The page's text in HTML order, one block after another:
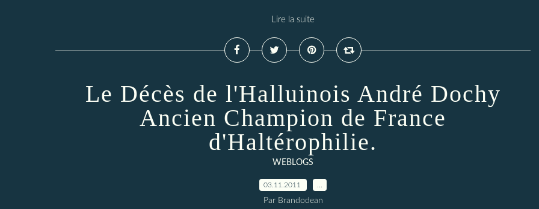
Lire la suite
Le Décès de l'Halluinois André Dochy
Ancien Champion de France
d'Haltérophilie.
WEBLOGS
03.11.2011
Par Brandodean